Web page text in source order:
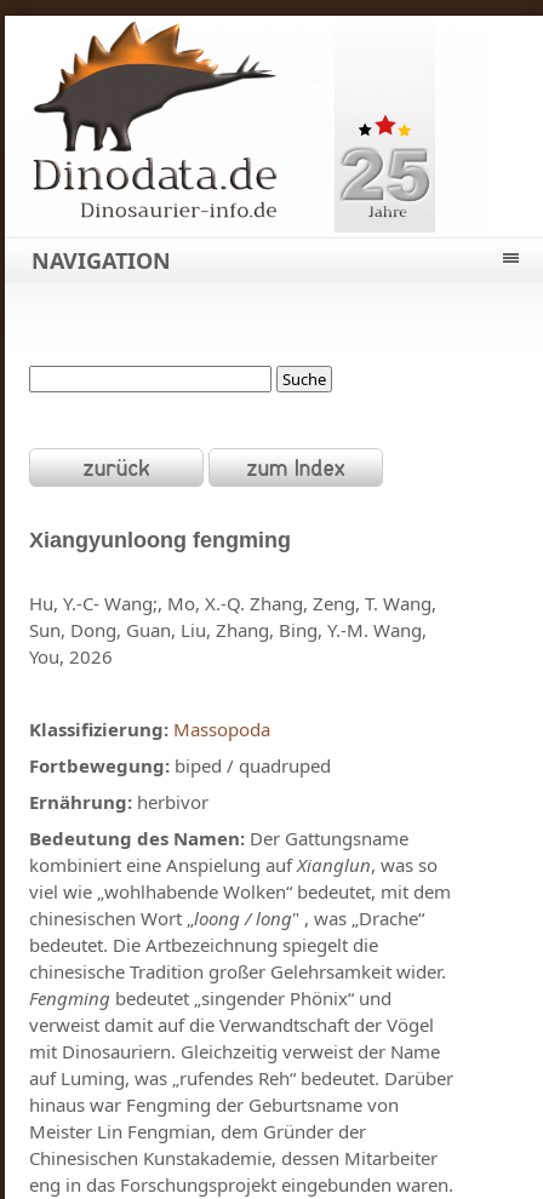
NAVIGATION
Xiangyunloong fengming
Hu, Y.-C- Wang;, Mo, X.-Q. Zhang, Zeng, T. Wang,
Sun, Dong, Guan, Liu, Zhang, Bing, Y.-M. Wang,
You, 2026
Klassifizierung: Massopoda
Fortbewegung: biped / quadruped
Ernährung: herbivor
Bedeutung des Namen: Der Gattungsname
kombiniert eine Anspielung aufXianglun, was so
viel wie „wohlhabende Wolken“ bedeutet, mit dem
chinesischen Wort „loong / long" , was „Drache“
bedeutet. Die Artbezeichnung spiegelt die
chinesische Tradition großer Gelehrsamkeit wider.
Fengming bedeutet „singender Phönix“ und
verweist damit auf die Verwandtschaft der Vögel
mit Dinosauriern. Gleichzeitig verweist der Name
auf Luming, was „rufendes Reh“ bedeutet. Darüber
hinaus war Fengming der Geburtsname von
Meister Lin Fengmian, dem Gründer der
Chinesischen Kunstakademie, dessen Mitarbeiter
eng in das Forschungsprojekt eingebunden waren.